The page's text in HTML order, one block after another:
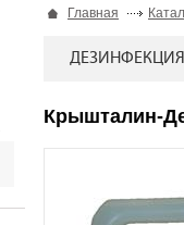
Главная
ДЕЗИНФЕКЦИЯ
Крышталин-